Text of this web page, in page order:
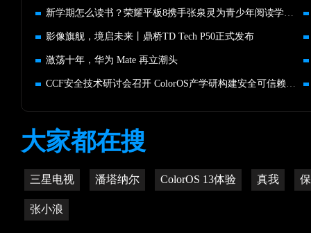
影像旗舰，境启未来丨鼎桥TD Tech P50正式发布
激荡十年，华为 Mate 再立潮头
大家都在搜
三星电视 潘塔纳尔 ColorOS 13体验 真我
张小浪